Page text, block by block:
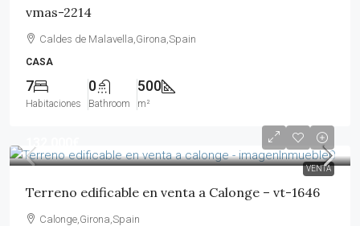
vmas-2214
Caldes de Malavella,Girona,Spain
CASA
7
Habitaciones
0
Bathroom
500
m²
VENTA
Terreno edificable en venta a Calonge – vt-1646
Calonge,Girona,Spain